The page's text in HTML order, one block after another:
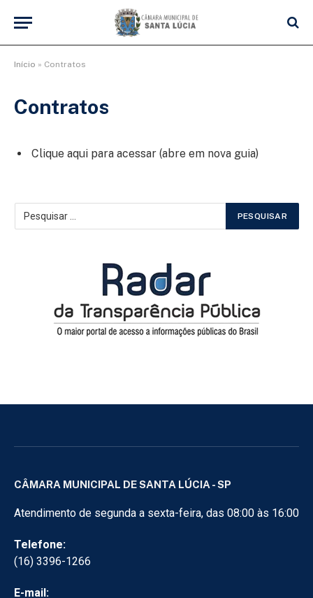
Início » Contratos
Contratos
Clique aqui para acessar (abre em nova guia)
CÂMARA MUNICIPAL DE SANTA LÚCIA - SP
Atendimento de segunda a sexta-feira, das 08:00 às 16:00
Telefone:
(16) 3396-1266
E-mail: